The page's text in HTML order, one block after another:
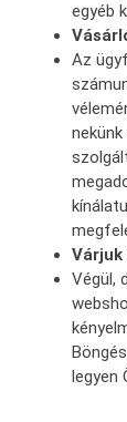
egyéb
Az
Várjuk
Végül,
legyen